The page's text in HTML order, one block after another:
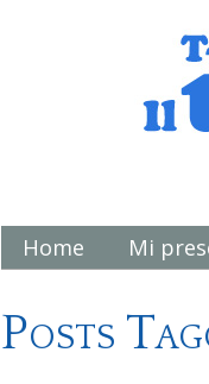
Main menu
Home Mi
Posts